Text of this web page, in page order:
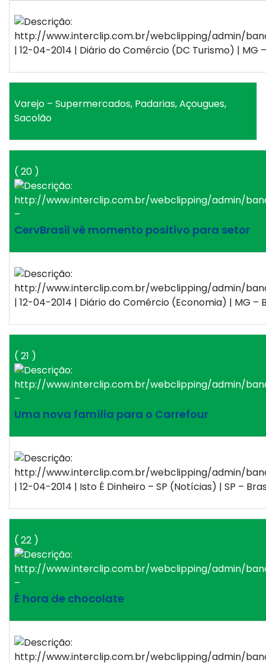
| 12-04-2014 | Diário do Comércio (DC Turismo) | MG
Varejo – Supermercados, Padarias, Açougues,
Sacolão
( 20 )
–
CervBrasil vê momento positivo para setor
| 12-04-2014 | Diário do Comércio (Economia) | MG –
( 21 )
–
Uma nova família para o Carrefour
| 12-04-2014 | Isto É Dinheiro – SP (Notícias) | SP –
( 22 )
–
É hora de chocolate